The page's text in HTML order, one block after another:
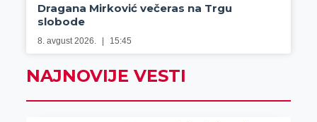
Dragana Mirković večeras na Trgu
slobode
8. avgust 2026. 15:45
NAJNOVIJE VESTI